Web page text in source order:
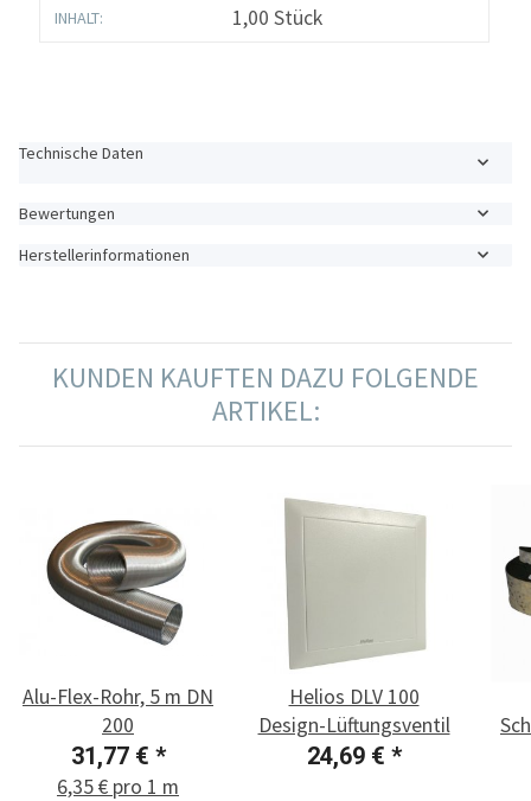
Produkteigenschaft
Wert
INHALT: 1,00 Stück
Technische Daten
Bewertungen
Herstellerinformationen
KUNDEN KAUFTEN DAZU FOLGENDE
ARTIKEL:
Alu-Flex-Rohr, 5 m DN
200
31,77 € *
6,35 € pro 1 m
Helios DLV 100
Design-Lüftungsventil
24,69 € *